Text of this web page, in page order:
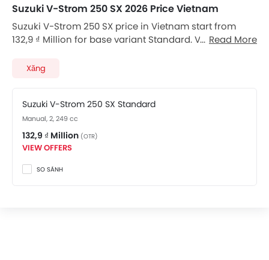
Suzuki V-Strom 250 SX 2026 Price Vietnam
Suzuki V-Strom 250 SX price in Vietnam start from
132,9 ₫ Million for base variant Standard. V-Strom 250
SX 2026 price list below to see the SRP prices and
Read More
Xăng
Suzuki V-Strom 250 SX Standard
Manual, 2, 249 cc
132,9 ₫ Million (OTR)
VIEW OFFERS
SO SÁNH